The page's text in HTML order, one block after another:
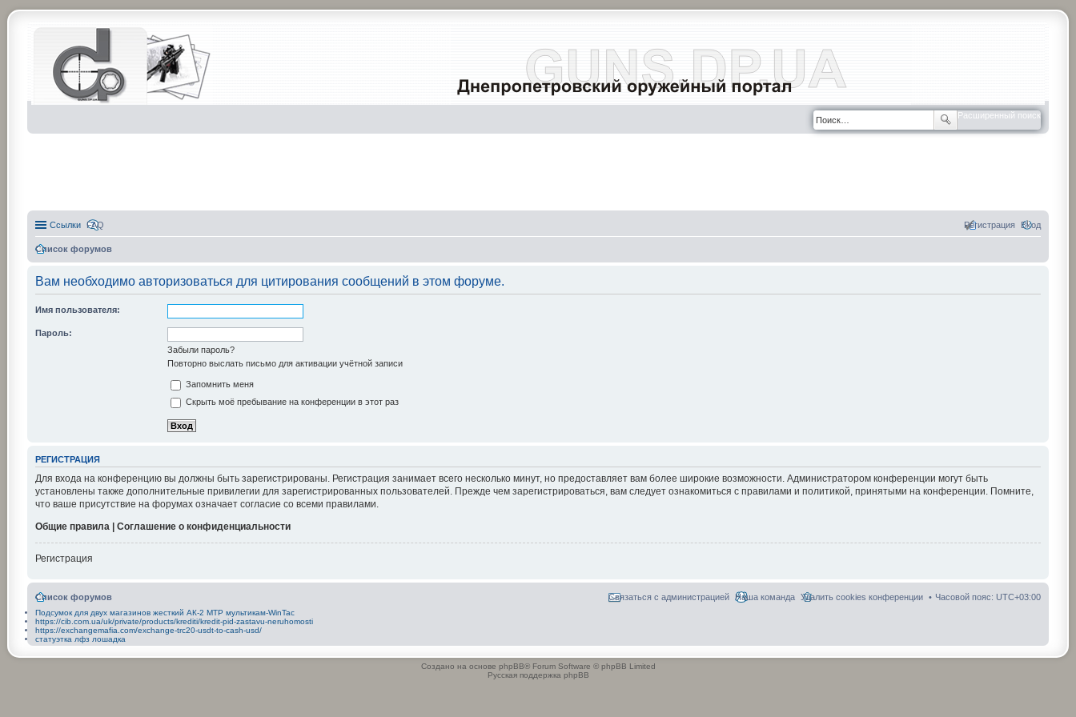
Расширенный поиск
Ссылки FAQ Вход
Регистрация
Список форумов
Вам необходимо авторизоваться для цитирования сообщений в этом форуме.
Имя пользователя:
Пароль:
Забыли пароль?
Повторно выслать письмо для активации учётной записи
Запомнить меня
Скрыть моё пребывание на конференции в этот раз
РЕГИСТРАЦИЯ
Для входа на конференцию вы должны быть зарегистрированы. Регистрация занимает всего несколько минут, но предоставляет вам более широкие возможности. Администратором конференции могут быть
установлены также дополнительные привилегии для зарегистрированных пользователей. Прежде чем зарегистрироваться, вам следует ознакомиться с правилами и политикой, принятыми на конференции. Помните,
что ваше присутствие на форумах означает согласие со всеми правилами.
Общие правила | Соглашение о конфиденциальности
Регистрация
Список форумов Часовой пояс: UTC+03:00
Удалить cookies конференции
Наша команда
Связаться с администрацией
Подсумок для двух магазинов жесткий АК-2 MTP мультикам-WinTac
https://cib.com.ua/uk/private/products/krediti/kredit-pid-zastavu-neruhomosti
https://exchangemafia.com/exchange-trc20-usdt-to-cash-usd/
статуэтка лфз лошадка
Создано на основе phpBB® Forum Software © phpBB Limited
Русская поддержка phpBB